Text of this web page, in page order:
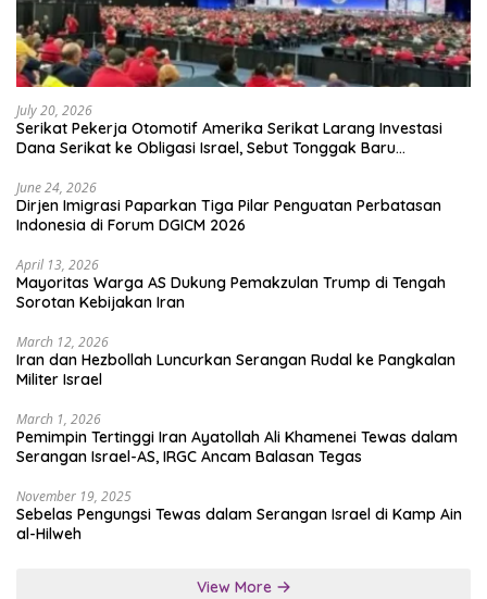
July 20, 2026
Serikat Pekerja Otomotif Amerika Serikat Larang Investasi
Dana Serikat ke Obligasi Israel, Sebut Tonggak Baru
June 24, 2026
Dirjen Imigrasi Paparkan Tiga Pilar Penguatan Perbatasan
Indonesia di Forum DGICM 2026
April 13, 2026
Mayoritas Warga AS Dukung Pemakzulan Trump di Tengah
Sorotan Kebijakan Iran
March 12, 2026
Iran dan Hezbollah Luncurkan Serangan Rudal ke Pangkalan
Militer Israel
March 1, 2026
Pemimpin Tertinggi Iran Ayatollah Ali Khamenei Tewas dalam
Serangan Israel-AS, IRGC Ancam Balasan Tegas
November 19, 2025
Sebelas Pengungsi Tewas dalam Serangan Israel di Kamp Ain
al-Hilweh
View More